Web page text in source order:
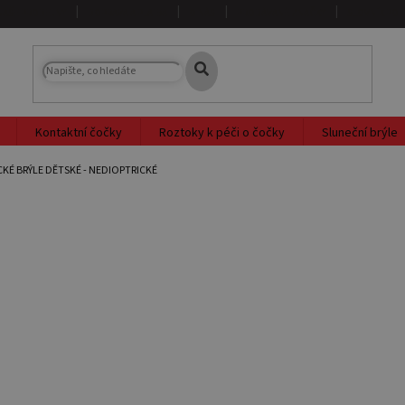
Kontaktní čočky Roztoky k péči o čočky Sluneční brýle
BRÝLE DĚTSKÉ - NEDIOPTRICKÉ